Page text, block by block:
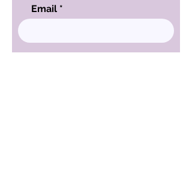
Email